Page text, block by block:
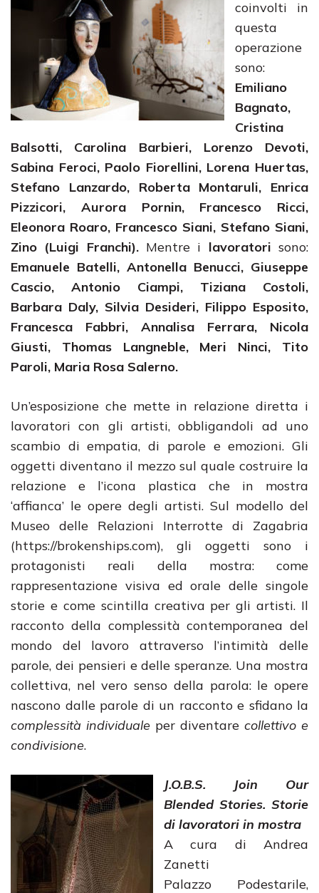
coinvolti in
questa
operazione
sono:
Emiliano
Bagnato,
Cristina
Balsotti, Carolina Barbieri, Lorenzo Devoti,
Sabina Feroci, Paolo Fiorellini, Lorena Huertas,
Stefano Lanzardo, Roberta Montaruli, Enrica
Pizzicori, Aurora Pornin, Francesco Ricci,
Eleonora Roaro, Francesco Siani, Stefano Siani,
Zino (Luigi Franchi). Mentre i lavoratorisono:
Emanuele Batelli, Antonella Benucci, Giuseppe
Cascio, Antonio Ciampi, Tiziana Costoli,
Barbara Daly, Silvia Desideri, Filippo Esposito,
Francesca Fabbri, Annalisa Ferrara, Nicola
Giusti, Thomas Langneble, Meri Ninci, Tito
Paroli, Maria Rosa Salerno.
Un’esposizione che mette in relazione diretta i
lavoratori con gli artisti, obbligandoli ad uno
scambio di empatia, di parole e emozioni. Gli
oggetti diventano il mezzo sul quale costruire la
relazione e l’icona plastica che in mostra
‘affianca’ le opere degli artisti. Sul modello del
Museo delle Relazioni Interrotte di Zagabria
(https://brokenships.com), gli oggetti sono i
protagonisti reali della mostra: come
rappresentazione visiva ed orale delle singole
storie e come scintilla creativa per gli artisti. Il
racconto della complessità contemporanea del
mondo del lavoro attraverso l’intimità delle
parole, dei pensieri e delle speranze. Una mostra
collettiva, nel vero senso della parola: le opere
nascono dalle parole di un racconto e sfidano la
complessità individuale per diventare collettivo e
condivisione.
J.O.B.S. Join Our
Blended Stories. Storie
di lavoratori in mostra
A cura di Andrea
Zanetti
Palazzo Podestarile,